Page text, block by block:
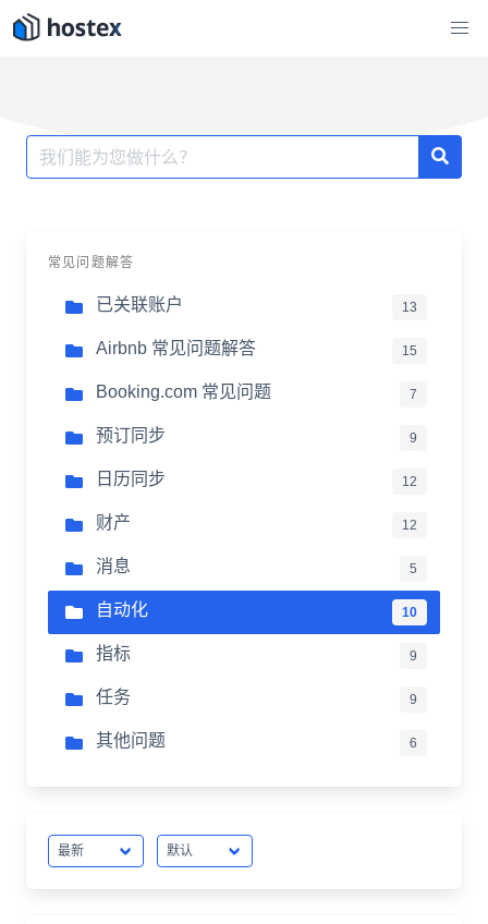
至
搜
索：
常见问题解答
已关联账户 13
Airbnb 常见问题解答 15
Booking.com 常见问题 7
预订同步 9
日历同步 12
财产 12
消息 5
自动化 10
指标 9
任务 9
其他问题 6